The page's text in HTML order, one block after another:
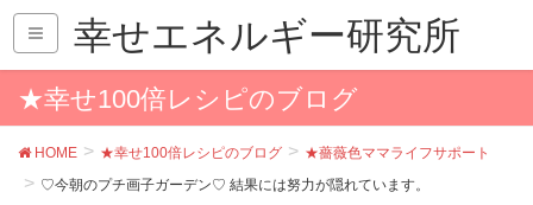
幸せエネルギー研究所
★幸せ100倍レシピのブログ
HOME ★幸せ100倍レシピのブログ
★薔薇色ママライフサポート
♡今朝のプチ画子ガーデン♡ 結果には努力が隠れています。